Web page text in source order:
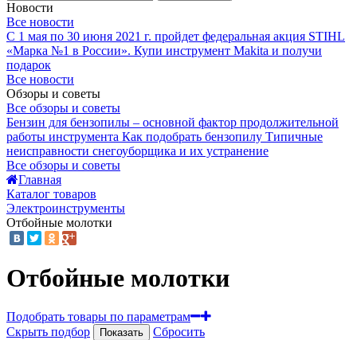
Новости
Все новости
С 1 мая по 30 июня 2021 г. пройдет федеральная акция STIHL
«Марка №1 в России». Купи инструмент Makita и получи
подарок
Все новости
Обзоры и советы
Все обзоры и советы
Бензин для бензопилы – основной фактор продолжительной
работы инструмента Как подобрать бензопилу Типичные
неисправности снегоуборщика и их устранение
Все обзоры и советы
Главная
Каталог товаров
Электроинструменты
Отбойные молотки
Отбойные молотки
Подобрать товары по параметрам
Скрыть подбор
Показать
Сбросить